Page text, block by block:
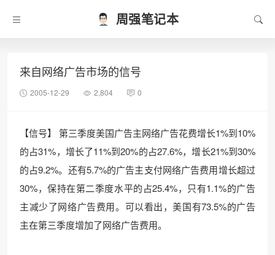
周强笔记本
来自网络广告市场的信号
2005-12-29 2,804 0
【信号】 第三季度美国广告主网络广告花费增长1%到10%
的占31%，增长了11%到20%的占27.6%，增长21%到30%
的占9.2%。还有5.7%的广告主支付网络广告费用增长超过
30%，保持在第二季度水平的占25.4%，只有1.1%的广告
主减少了网络广告费用。可以看出，美国有73.5%的广告
主在第三季度增加了网络广告费用。